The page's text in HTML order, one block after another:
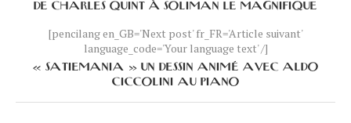
DE CHARLES QUINT À SOLIMAN LE MAGNIFIQUE
[pencilang en_GB='Next post' fr_FR='Article suivant'
language_code='Your language text' /]
« SATIEMANIA » UN DESSIN ANIMÉ AVEC ALDO
CICCOLINI AU PIANO